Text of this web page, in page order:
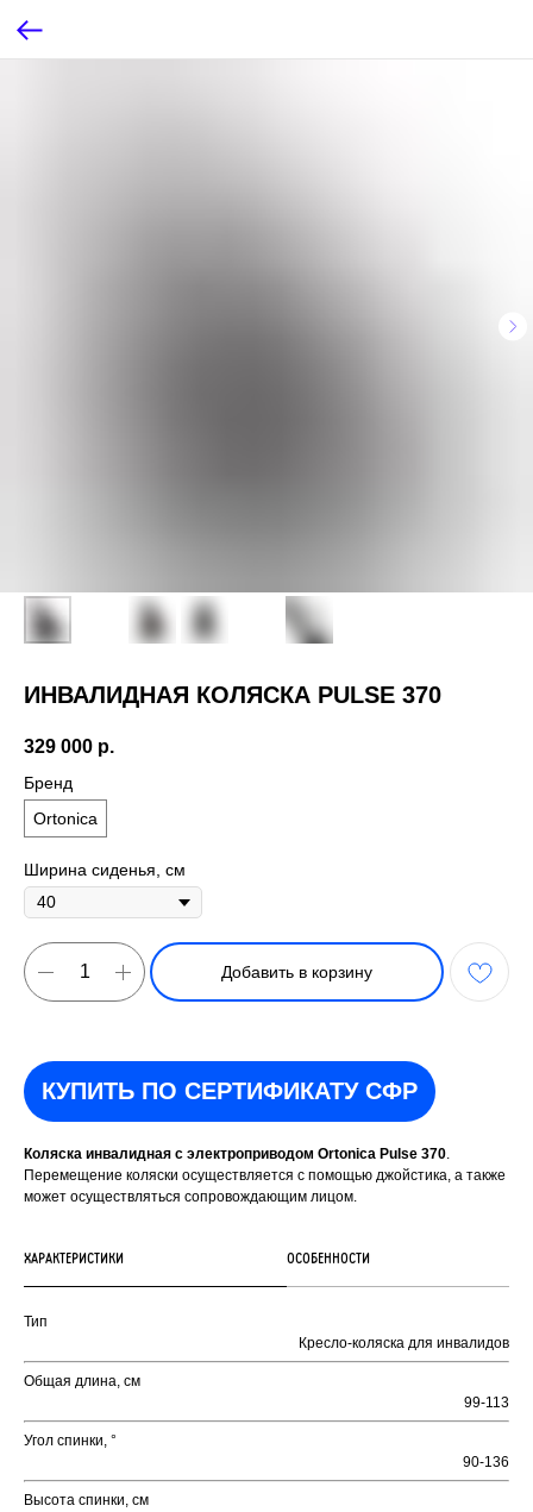
ИНВАЛИДНАЯ КОЛЯСКА PULSE 370
329 000 р.
Бренд
Ortonica
Ширина сиденья, см
Добавить в корзину
КУПИТЬ ПО СЕРТИФИКАТУ СФР
Коляска инвалидная с электроприводом Ortonica Pulse 370.
Перемещение коляски осуществляется с помощью джойстика, а также
может осуществляться сопровождающим лицом.
ХАРАКТЕРИСТИКИ ОСОБЕННОСТИ
Тип
Кресло-коляска для инвалидов
Общая длина, см
99-113
Угол спинки, °
90-136
Высота спинки, см